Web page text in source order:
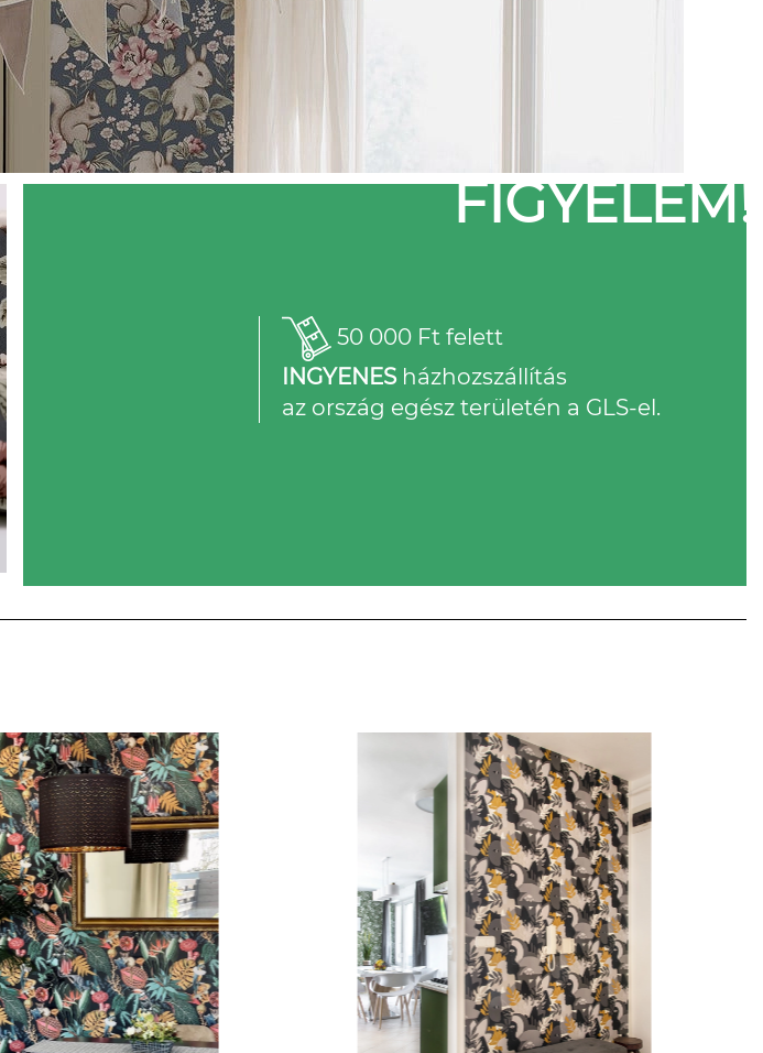
FIGYELEM!
50 000 Ft felett
INGYENESházhozszállítás
az ország egész területén a GLS-el.